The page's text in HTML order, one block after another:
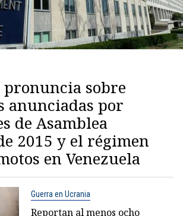
pronuncia sobre
anunciadas por
de Asamblea
2015 y el régimen
en Venezuela
Guerra en Ucrania
Reportan al menos ocho